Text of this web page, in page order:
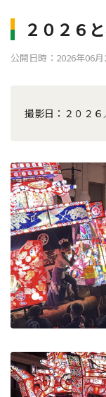
２０２６
公開日時：2026年06
撮影日：２０２